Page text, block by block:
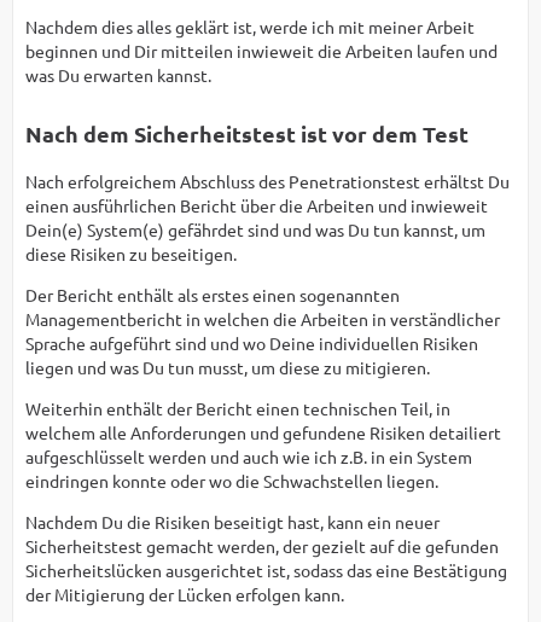
Nachdem dies alles geklärt ist, werde ich mit meiner Arbeit
beginnen und Dir mitteilen inwieweit die Arbeiten laufen und
was Du erwarten kannst.
Nach dem Sicherheitstest ist vor dem Test
Nach erfolgreichem Abschluss des Penetrationstest erhältst Du
einen ausführlichen Bericht über die Arbeiten und inwieweit
Dein(e) System(e) gefährdet sind und was Du tun kannst, um
diese Risiken zu beseitigen.
Der Bericht enthält als erstes einen sogenannten
Managementbericht in welchen die Arbeiten in verständlicher
Sprache aufgeführt sind und wo Deine individuellen Risiken
liegen und was Du tun musst, um diese zu mitigieren.
Weiterhin enthält der Bericht einen technischen Teil, in
welchem alle Anforderungen und gefundene Risiken detailiert
aufgeschlüsselt werden und auch wie ich z.B. in ein System
eindringen konnte oder wo die Schwachstellen liegen.
Nachdem Du die Risiken beseitigt hast, kann ein neuer
Sicherheitstest gemacht werden, der gezielt auf die gefunden
Sicherheitslücken ausgerichtet ist, sodass das eine Bestätigung
der Mitigierung der Lücken erfolgen kann.